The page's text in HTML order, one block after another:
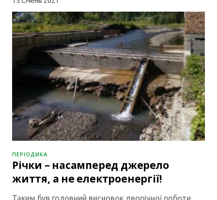
ПЕРІОДИКА
Річки – насамперед джерело
життя, а не електроенергії!
Таким був головний висновок дворічної роботи